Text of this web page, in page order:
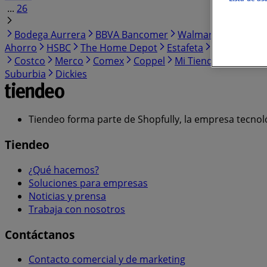
... 26
Bodega Aurrera
BBVA Bancomer Walmart
Ahorro
HSBC The Home Depot Estafeta
Costco
Merco Comex Coppel Mi Tienda del Ahorro
Suburbia
Dickies
Tiendeo forma parte de Shopfully, la empresa
Tiendeo
¿Qué hacemos?
Soluciones para empresas
Noticias y prensa
Trabaja con nosotros
Contáctanos
Contacto comercial y de marketing